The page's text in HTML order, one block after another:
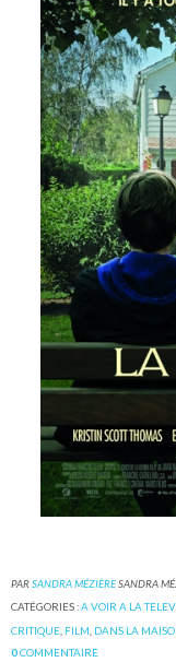
PARSANDRA MÉZIÈRESANDRA
CATÉGORIES :A VOIR A LA
CRITIQUE FILM DANS LA
0COMMENTAIRE